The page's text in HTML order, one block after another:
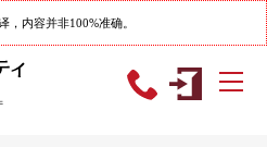
，内容并非100%准确。